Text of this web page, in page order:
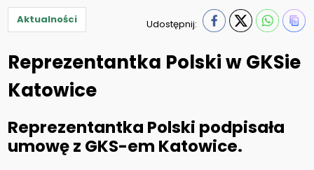
Aktualności Udostępnij:
Reprezentantka Polski w GKSie
Katowice
Reprezentantka Polski podpisała
umowę z GKS-em Katowice.